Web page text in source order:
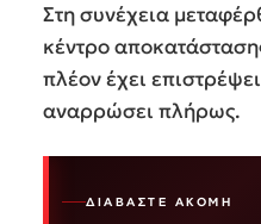
Στη συνέχεια
κέντρο
πλέον έχει
αναρρώσει πλήρως.
ΔΙΑΒΆΣΤΕ ΑΚΌΜΗ